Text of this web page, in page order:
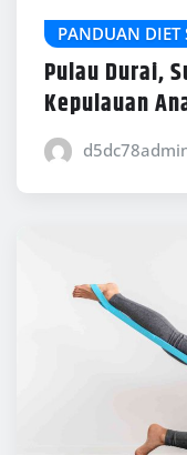
PANDUAN DIET
Pulau Durai,
Kepulauan